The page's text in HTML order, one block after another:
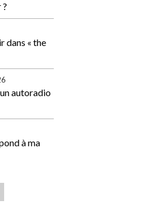
dans « the
autoradio
à ma